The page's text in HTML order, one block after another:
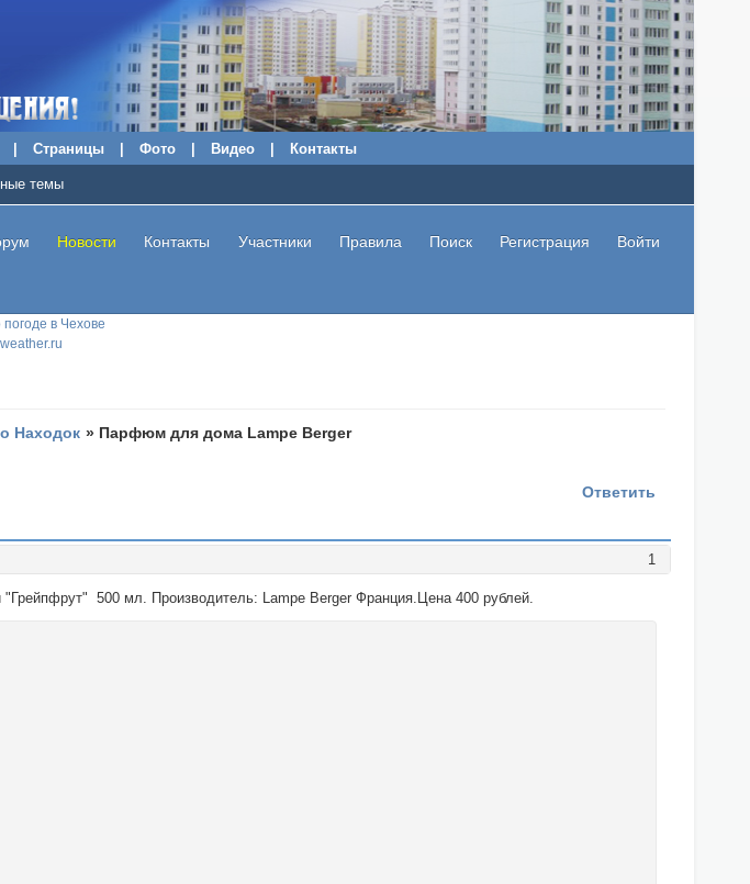
Страницы Фото Видео Контакты
в Чехове
Новости Контакты Участники Правила Поиск Регистрация Войти
темы
Находок » Парфюм для дома Lampe Berger
Ответить
1
500 мл. Производитель: Lampe Berger Франция.Цена 400 рублей.